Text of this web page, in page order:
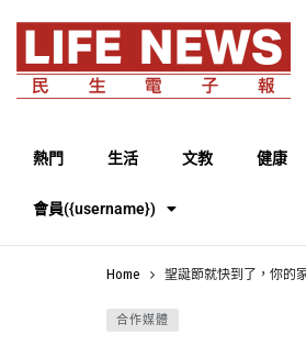
熱門 生活 文教 健康
會員({username})
Home 聖誕節就快到了，你的
合作媒體